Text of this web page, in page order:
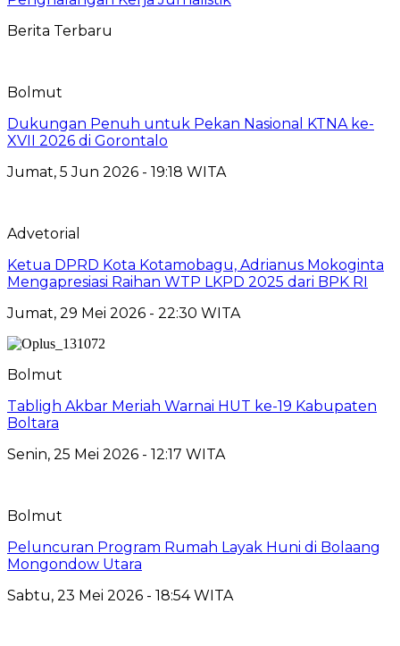
Berita Terbaru
Bolmut
Dukungan Penuh untuk Pekan Nasional KTNA ke-
XVII 2026 di Gorontalo
Jumat, 5 Jun 2026 - 19:18 WITA
Advetorial
Ketua DPRD Kota Kotamobagu, Adrianus Mokoginta
Mengapresiasi Raihan WTP LKPD 2025 dari BPK RI
Jumat, 29 Mei 2026 - 22:30 WITA
Bolmut
Tabligh Akbar Meriah Warnai HUT ke-19 Kabupaten
Boltara
Senin, 25 Mei 2026 - 12:17 WITA
Bolmut
Peluncuran Program Rumah Layak Huni di Bolaang
Mongondow Utara
Sabtu, 23 Mei 2026 - 18:54 WITA